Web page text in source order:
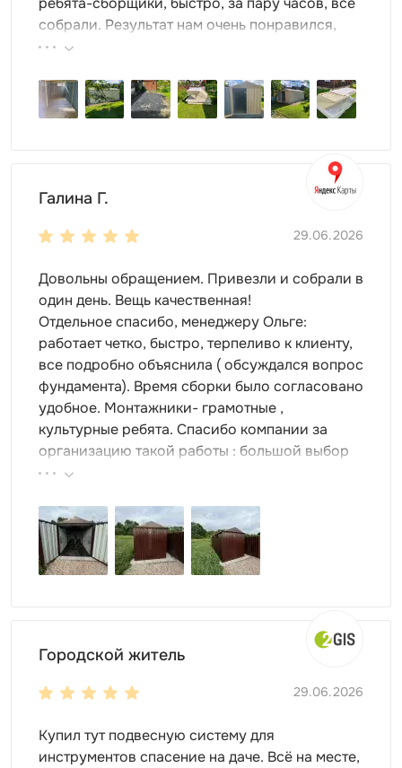
самостоятельно. Блок-контейнер будет таким,
каким вы захотите!
сооружение можно оформить в любом цвете. В
широкой палитре RAL обязательно найдется
нужный оттенок. Можно использовать два и более
цветов;
Особенности
блок-контейнер компактный, но при этом
вместительный. Габариты контейнера подойдут
для любого участка.
плоская крыша контейнера отличается
надежностью;
окна обеспечивают вентиляцию и дневной свет;
настил пола выбирается заказчиком: OSB или
металл.
Цена модели зависит от выбранного настила пола.
собрали. Результат нам очень понравился,
поэтому всем советуем эту фирму.
Галина Г.
29.06.2026
Довольны обращением. Привезли и собрали в
один день. Вещь качественная!
Отдельное спасибо, менеджеру Ольге:
работает четко, быстро, терпеливо к клиенту,
все подробно объяснила ( обсуждался вопрос
фундамента). Время сборки было согласовано
удобное. Монтажники- грамотные ,
культурные ребята. Спасибо компании за
организацию такой работы : большой выбор
продукции, реальные цены.
Городской житель
29.06.2026
Купил тут подвесную систему для
инструментов спасение на даче. Всё на месте,